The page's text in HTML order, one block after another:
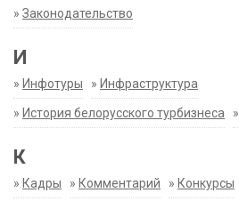
» Законодательство
И
» Инфотуры » Инфраструктура
» История белорусского турбизнеса »
К
» Кадры » Комментарий » Конкурсы